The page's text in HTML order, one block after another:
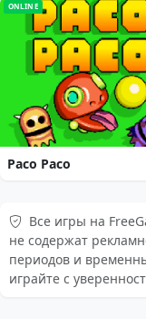
ONLINE
Paco Paco
Все игры на
не содержат
периодов и
играйте с